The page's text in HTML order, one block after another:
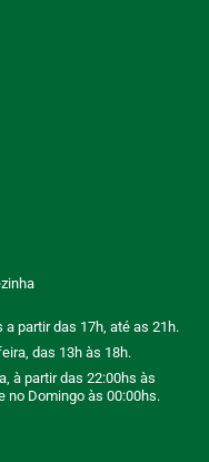
partir das 17h, até as 21h.
das 13h às 18h.
à partir das 22:00hs às
no Domingo às 00:00hs.